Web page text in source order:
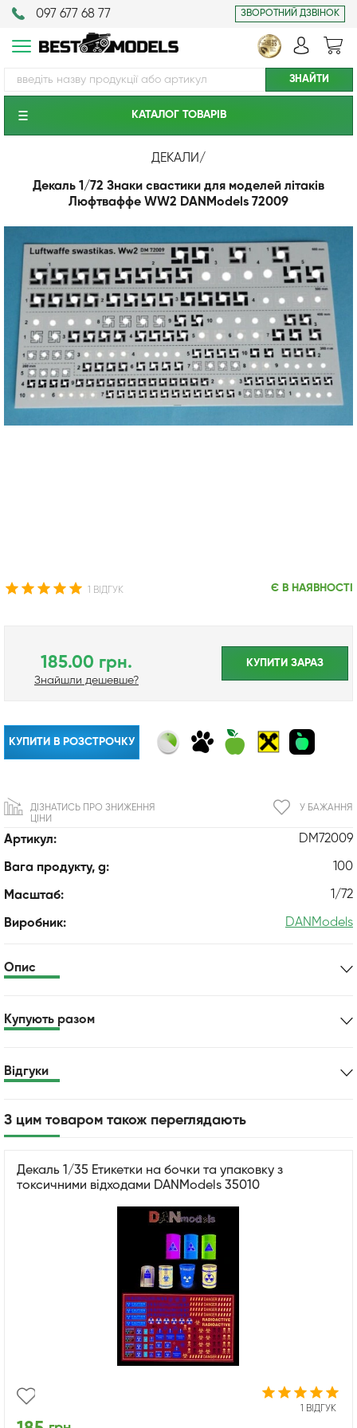
097 677 68 77 ЗВОРОТНИЙ ДЗВІНОК
КАТАЛОГ ТОВАРIВ
ДЕКАЛИ/
Декаль 1/72 Знаки свастики для моделей літаків
Люфтваффе WW2 DANModels 72009
1 ВІДГУК Є В НАЯВНОСТІ
Артикул: DM72009
Вага продукту, g: 100
Масштаб: 1/72
Виробник: DANModels
185.00 грн.
Знайшли дешевше?
КУПИТИ ЗАРАЗ
КУПИТИ В РОЗСТРОЧКУ
У БАЖАННЯ
ДІЗНАТИСЬ ПРО ЗНИЖЕННЯ
ЦІНИ
Опис
Купують разом
Відгуки
З цим товаром також переглядають
Декаль 1/35 Етикетки на бочки та упаковку з
токсичними відходами DANModels 35010
1 ВІДГУК